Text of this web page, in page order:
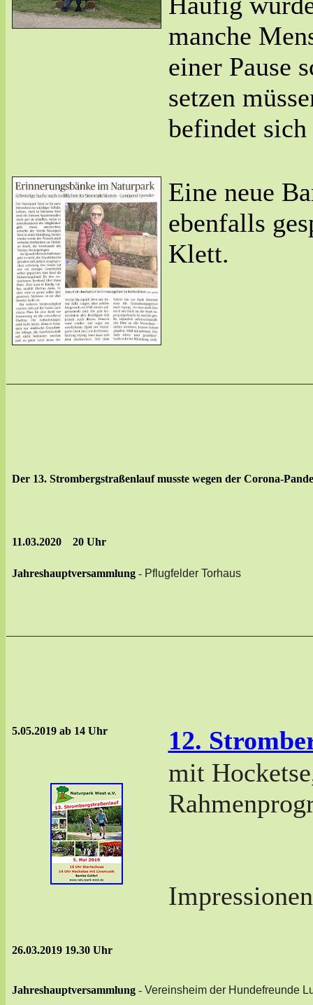
manche
einer Pause
setzen
befindet
Eine neue
ebenfalls
Klett.
Der 13. Strombergstraßenlauf musste wegen der Corona-
11.03.2020 20 Uhr
Jahreshauptversammlung- Pflugfelder Torhaus
5.05.2019 ab 14 Uhr
12.
mit
26.03.2019 19.30 Uhr
Jahreshauptversammlung- Vereinsheim der Hundefreunde